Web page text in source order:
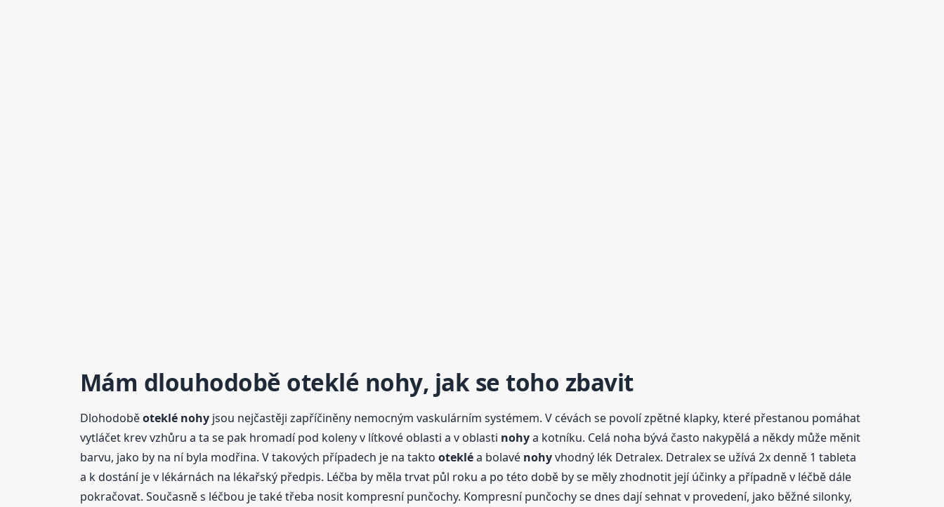
Mám dlouhodobě oteklé nohy, jak se toho zbavit
Dlohodoběoteklé nohyjsou nejčastěji zapříčiněny nemocným vaskulárním systémem. V cévách se povolí zpětné klapky, které přestanou pomáhat
vytláčet krev vzhůru a ta se pak hromadí pod koleny v lítkové oblasti a v oblasti nohya kotníku. Celá noha bývá často nakypělá a někdy může měnit
barvu, jako by na ní byla modřina. V takových případech je na takto otekléa bolavé nohyvhodný lék Detralex. Detralex se užívá 2x denně 1 tableta
a k dostání je v lékárnách na lékařský předpis. Léčba by měla trvat půl roku a po této době by se měly zhodnotit její účinky a případně v léčbě dále
pokračovat. Současně s léčbou je také třeba nosit kompresní punčochy. Kompresní punčochy se dnes dají sehnat v provedení, jako běžné silonky,